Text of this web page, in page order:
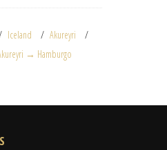
Iceland
Akureyri
→ Hamburgo